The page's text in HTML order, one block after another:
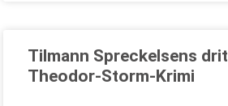
Tilmann Spreckelsens
Theodor-Storm-Krimi